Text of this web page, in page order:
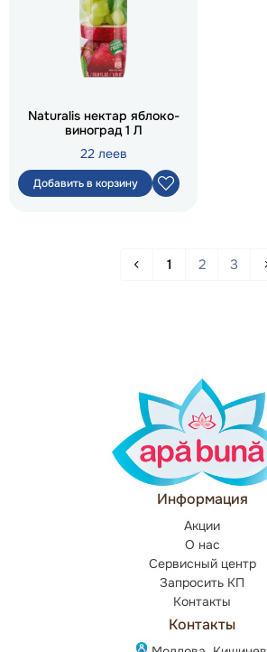
Naturalis нектар яблоко-
виноград 1 Л
22 леев
Добавить в корзину
1 2 3
Информация
Акции
О нас
Сервисный центр
Запросить КП
Контакты
Контакты